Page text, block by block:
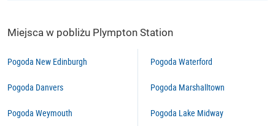
Miejsca w pobliżu Plympton Station
Pogoda New Edinburgh
Pogoda Danvers
Pogoda Weymouth
Pogoda Waterford
Pogoda Marshalltown
Pogoda Lake Midway